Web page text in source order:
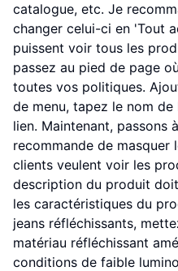
catalogue, etc. Je
changer celui-ci en 'Tout
puissent voir tous les
passez au pied de page
toutes vos politiques.
de menu, tapez le nom
lien. Maintenant, passons
recommande de
clients veulent voir les
description du produit
les caractéristiques du
jeans réfléchissants,
matériau réfléchissant
conditions de faible